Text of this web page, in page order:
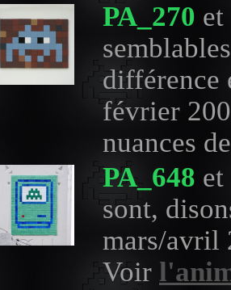
PA_270 et
différence
février
nuances
PA_648 et
sont,
mars/avril
Voir